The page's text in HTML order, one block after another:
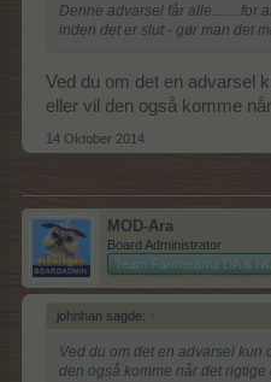
Denne advarsel får alle........for
inden det er slut - gør man det
Ved du om det en advarsel
eller vil den også komme
14 Oktober 2014
MOD-Ara
Board Administrator
Team Farmerama DA & NO
johnhan sagde: ↑
Ved du om det en advarsel kun
den også komme når det rigtige